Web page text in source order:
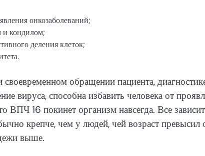
онкозаболеваний;
и кондилом;
деления клеток;
обращении пациента,
вируса, способна избавить человека от
ВПЧ 16 покинет организм навсегда. Все
крепче, чем у людей, чей возраст превысил
выше.